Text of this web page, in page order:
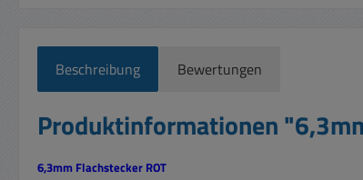
Beschreibung Bewertungen
Produktinformationen
6,3mm Flachstecker ROT